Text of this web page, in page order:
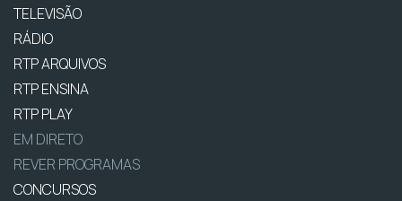
TELEVISÃO
RÁDIO
RTP ARQUIVOS
RTP ENSINA
RTP PLAY
EM DIRETO
REVER PROGRAMAS
CONCURSOS